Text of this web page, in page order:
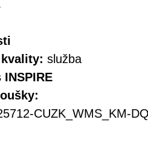
služba
CUZK_WMS_KM-